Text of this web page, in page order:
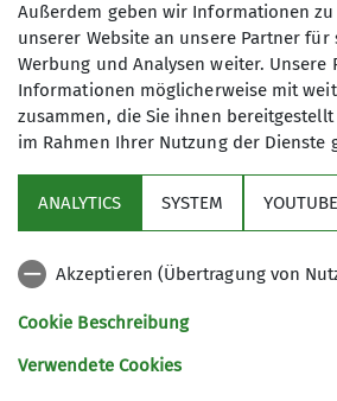
Wir wandern regelmäßig
und 18 Kilometer - die
Mitglieder ist kostenfrei
Service
Unsere Partner
Sektion Würzburg des Deutschen Alpenvereins
Außerdem geben wir Informationen
unserer Website an unsere Partner für
Werbung und Analysen weiter. Unsere
Informationen möglicherweise mit
zusammen, die Sie ihnen
im Rahmen Ihrer Nutzung der Dienste
ANALYTICS SYSTEM
Akzeptieren (Übertragung von
Cookie Beschreibung
Verwendete Cookies